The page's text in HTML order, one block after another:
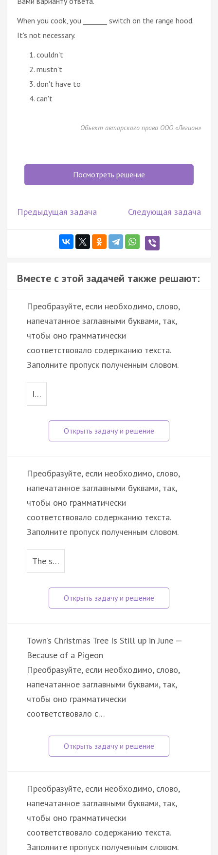
When you cook, you _______ switch on the range hood.
It's not necessary.
couldn't
mustn't
don't have to
can't
Объект авторского права ООО «Легион»
Посмотреть решение
Предыдущая задача Следующая задача
Вместе с этой задачей также решают:
Преобразуйте, если необходимо, слово,
напечатанное заглавными буквами, так,
чтобы оно грамматически
соответствовало содержанию текста.
Заполните пропуск полученным словом.
I…
Преобразуйте, если необходимо, слово,
напечатанное заглавными буквами, так,
чтобы оно грамматически
соответствовало содержанию текста.
Заполните пропуск полученным словом.
The s…
Town’s Christmas Tree Is Still up in June —
Because of a Pigeon
Преобразуйте, если необходимо, слово,
напечатанное заглавными буквами, так,
чтобы оно грамматически
соответствовало с…
Преобразуйте, если необходимо, слово,
напечатанное заглавными буквами, так,
чтобы оно грамматически
соответствовало содержанию текста.
Заполните пропуск полученным словом.